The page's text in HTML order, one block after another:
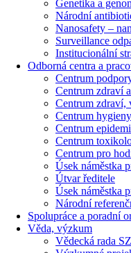
Genetika a
Národní
Nanosafety –
Surveillance
Institucionální
Odborná centra a
Centrum
Centrum zdraví
Centrum zdraví,
Centrum
Centrum
Centrum
Centrum pro
Úsek náměstka
Útvar ředitele
Úsek náměstka
Národní
Spolupráce a poradní
Věda, výzkum
Vědecká rada